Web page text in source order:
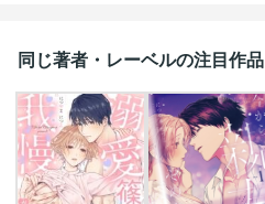
同じ著者・レーベルの注目作品